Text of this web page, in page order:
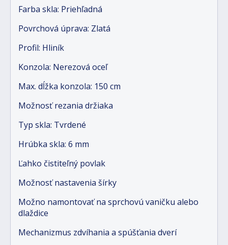
Farba skla: Priehľadná
Povrchová úprava: Zlatá
Profil: Hliník
Konzola: Nerezová oceľ
Max. dĺžka konzola: 150 cm
Možnosť rezania držiaka
Typ skla: Tvrdené
Hrúbka skla: 6 mm
Ľahko čistiteľný povlak
Možnosť nastavenia šírky
Možno namontovať na sprchovú vaničku alebo
dlaždice
Mechanizmus zdvíhania a spúšťania dverí